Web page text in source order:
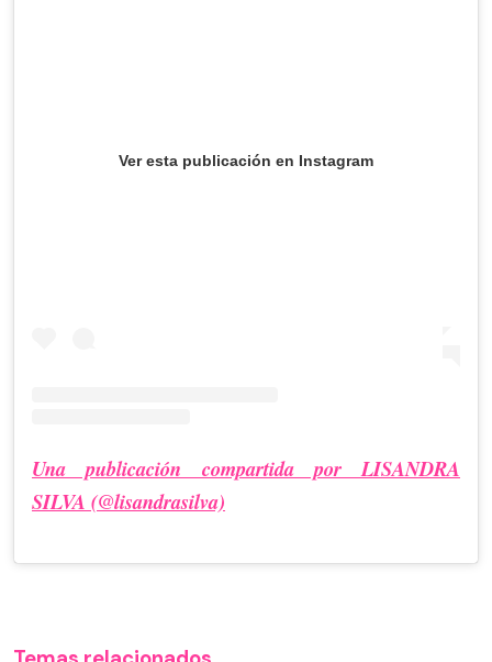
Ver esta publicación en Instagram
Una publicación compartida por LISANDRA
SILVA (@lisandrasilva)